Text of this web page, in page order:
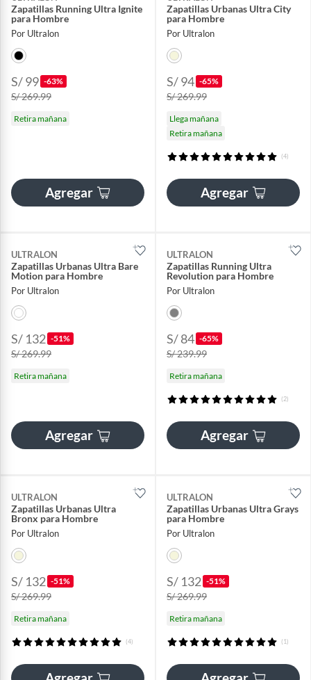
Zapatillas Running Ultra Ignite
para Hombre
Por Ultralon
S/ 99 -63%
S/ 269.99
Retira mañana
Agregar
Zapatillas Urbanas Ultra City
para Hombre
Por Ultralon
S/ 94 -65%
S/ 269.99
Llega mañana
Retira mañana
(4)
Agregar
ULTRALON
Zapatillas Urbanas Ultra Bare
Motion para Hombre
Por Ultralon
S/ 132 -51%
S/ 269.99
Retira mañana
Agregar
ULTRALON
Zapatillas Running Ultra
Revolution para Hombre
Por Ultralon
S/ 84 -65%
S/ 239.99
Retira mañana
(2)
Agregar
ULTRALON
Zapatillas Urbanas Ultra
Bronx para Hombre
Por Ultralon
S/ 132 -51%
S/ 269.99
Retira mañana
(4)
ULTRALON
Zapatillas Urbanas Ultra Grays
para Hombre
Por Ultralon
S/ 132 -51%
S/ 269.99
Retira mañana
(1)